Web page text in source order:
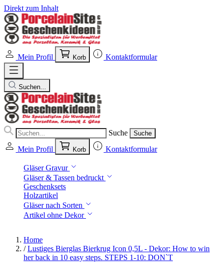
Direkt zum Inhalt
Mein Profil Korb Kontaktformular
Suchen...
Suche Suche
Mein Profil Korb Kontaktformular
Gläser Gravur
Gläser & Tassen bedruckt
Geschenksets
Holzartikel
Gläser nach Sorten
Artikel ohne Dekor
Home
/ Lustiges Bierglas Bierkrug Icon 0,5L - Dekor: How to win
her back in 10 easy steps. STEPS 1-10: DON`T